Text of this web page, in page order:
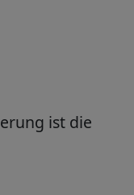
ist die